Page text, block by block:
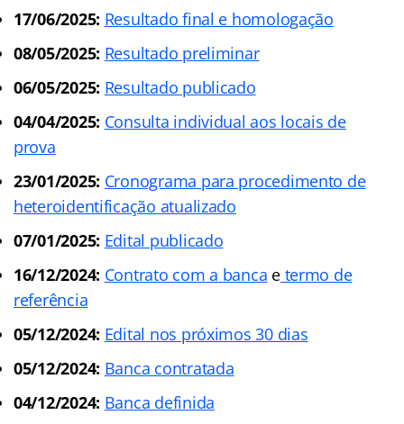
17/06/2025: Resultado final e homologação
08/05/2025: Resultado preliminar
06/05/2025: Resultado publicado
04/04/2025: Consulta individual aos locais de
prova
23/01/2025: Cronograma para procedimento de
heteroidentificação atualizado
07/01/2025: Edital publicado
16/12/2024: Contrato com a banca etermo de
referência
05/12/2024: Edital nos próximos 30 dias
05/12/2024: Banca contratada
04/12/2024: Banca definida